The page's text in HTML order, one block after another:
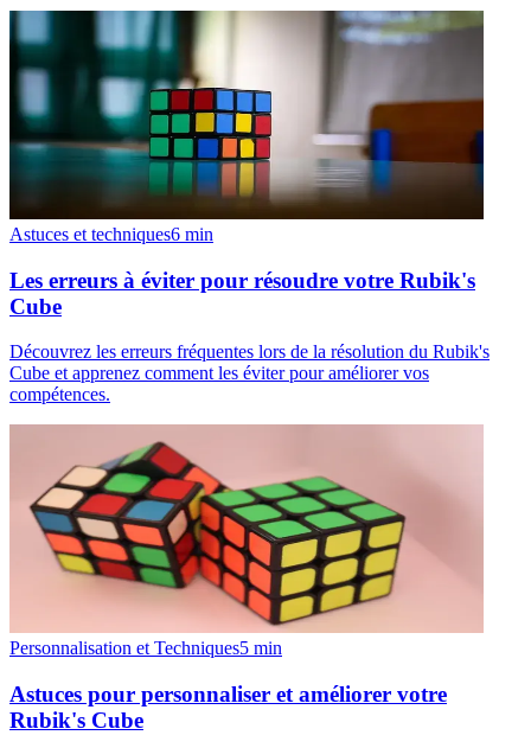
Astuces et techniques6 min
Les erreurs à éviter pour résoudre votre Rubik's
Cube
Découvrez les erreurs fréquentes lors de la résolution du Rubik's
Cube et apprenez comment les éviter pour améliorer vos
compétences.
Personnalisation et Techniques5 min
Astuces pour personnaliser et améliorer votre
Rubik's Cube